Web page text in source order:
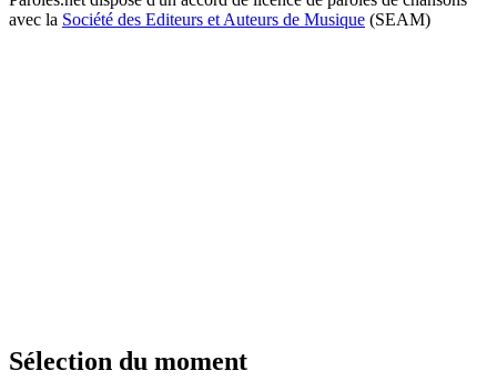
avec la Société des Editeurs et Auteurs de Musique (SEAM)
Sélection du moment